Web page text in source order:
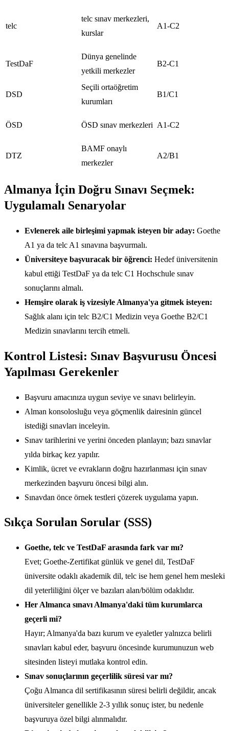
telc
telc sınav merkezleri,
kurslar
A1-C2
TestDaF
Dünya genelinde
yetkili merkezler
B2-C1
DSD
Seçili ortaöğretim
kurumları
B1/C1
ÖSD ÖSD sınav merkezleri A1-C2
DTZ
BAMF onaylı
merkezler
A2/B1
Almanya İçin Doğru Sınavı Seçmek:
Uygulamalı Senaryolar
Evlenerek aile birleşimi yapmak isteyen bir aday: Goethe
A1 ya da telc A1 sınavına başvurmalı.
Üniversiteye başvuracak bir öğrenci: Hedef üniversitenin
kabul ettiği TestDaF ya da telc C1 Hochschule sınav
sonuçlarını almalı.
Hemşire olarak iş vizesiyle Almanya'ya gitmek isteyen:
Sağlık alanı için telc B2/C1 Medizin veya Goethe B2/C1
Medizin sınavlarını tercih etmeli.
Kontrol Listesi: Sınav Başvurusu Öncesi
Yapılması Gerekenler
Başvuru amacınıza uygun seviye ve sınavı belirleyin.
Alman konsolosluğu veya göçmenlik dairesinin güncel
istediği sınavları inceleyin.
Sınav tarihlerini ve yerini önceden planlayın; bazı sınavlar
yılda birkaç kez yapılır.
Kimlik, ücret ve evrakların doğru hazırlanması için sınav
merkezinden başvuru öncesi bilgi alın.
Sınavdan önce örnek testleri çözerek uygulama yapın.
Sıkça Sorulan Sorular (SSS)
Goethe, telc ve TestDaF arasında fark var mı?
Evet; Goethe-Zertifikat günlük ve genel dil, TestDaF
üniversite odaklı akademik dil, telc ise hem genel hem mesleki
dil yeterliliğini ölçer ve bazıları alan/bölüm odaklıdır.
Her Almanca sınavı Almanya'daki tüm kurumlarca
geçerli mi?
Hayır; Almanya'da bazı kurum ve eyaletler yalnızca belirli
sınavları kabul eder, başvuru öncesinde kurumunuzun web
sitesinden listeyi mutlaka kontrol edin.
Sınav sonuçlarının geçerlilik süresi var mı?
Çoğu Almanca dil sertifikasının süresi belirli değildir, ancak
üniversiteler genellikle 2-3 yıllık sonuç ister, bu nedenle
başvuruya özel bilgi alınmalıdır.